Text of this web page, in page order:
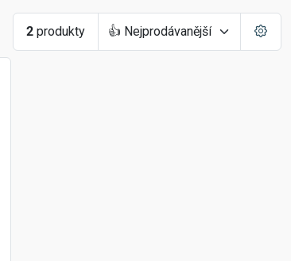
2 produkty